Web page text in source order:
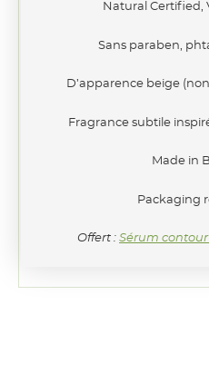
Natural Certified,
Sans paraben,
D’apparence beige
Fragrance subtile
Made in
Packaging
Offert : Sérum